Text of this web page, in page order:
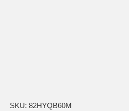
SKU: 82HYQB60M